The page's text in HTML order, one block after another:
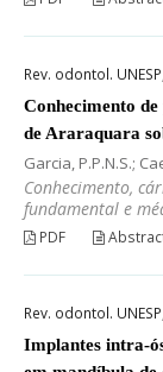
Rev. odontol.
Conhecimento
de Araraquara
Garcia, P.P.N.S.;
Conhecimento,
fundamental e
PDF
Rev. odontol.
Implantes intra-